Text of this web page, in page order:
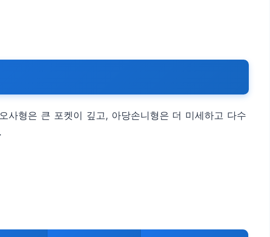
사형은 큰 포켓이 깊고, 아당손니형은 더 미세하고 다수